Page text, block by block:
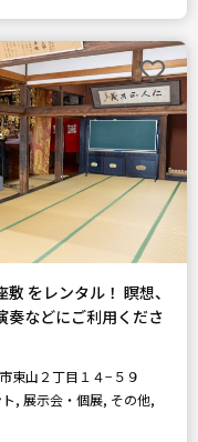
をレンタル！ 瞑想、
奏などにご利用くださ
東山２丁目１４−５９
, 展示会・個展, その他,